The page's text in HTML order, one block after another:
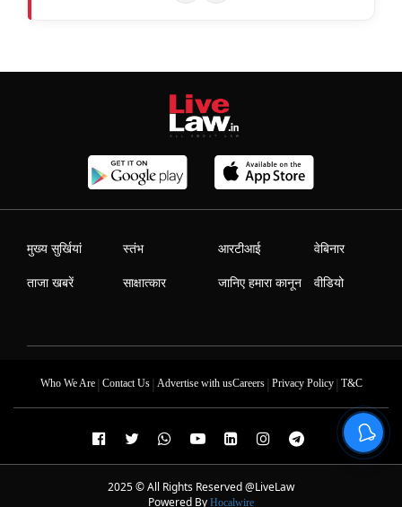
मुख्य सुर्खियां
ताजा खबरें
स्तंभ
साक्षात्कार
आरटीआई
जानिए हमारा कानून
वेबिनार
वीडियो
Who We Are| Contact Us| Advertise with usCareers| Privacy Policy| T&C
2025 © All Rights Reserved @LiveLaw
Powered By Hocalwire